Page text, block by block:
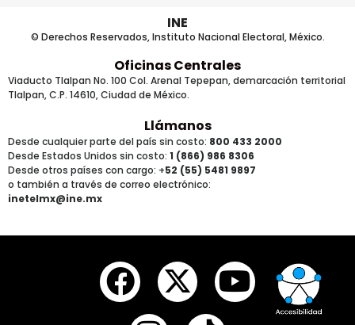
INE
© Derechos Reservados, Instituto Nacional Electoral, México.
Oficinas Centrales
Viaducto Tlalpan No. 100 Col. Arenal Tepepan, demarcación territorial
Tlalpan, C.P. 14610, Ciudad de México.
Llámanos
Desde cualquier parte del país sin costo: 800 433 2000
Desde Estados Unidos sin costo: 1 (866) 986 8306
Desde otros países con cargo: +52 (55) 5481 9897
o también a través de correo electrónico:
inetelmx@ine.mx